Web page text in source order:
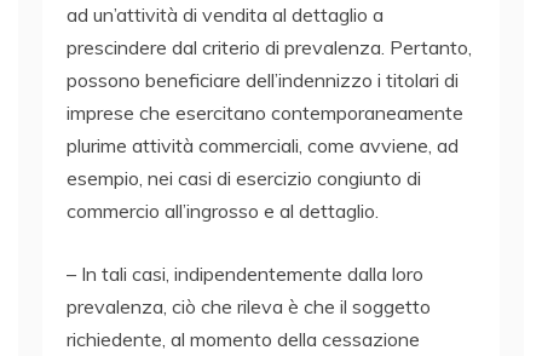
ad un’attività di vendita al dettaglio a
prescindere dal criterio di prevalenza. Pertanto,
possono beneficiare dell’indennizzo i titolari di
imprese che esercitano contemporaneamente
plurime attività commerciali, come avviene, ad
esempio, nei casi di esercizio congiunto di
commercio all’ingrosso e al dettaglio.
– In tali casi, indipendentemente dalla loro
prevalenza, ciò che rileva è che il soggetto
richiedente, al momento della cessazione